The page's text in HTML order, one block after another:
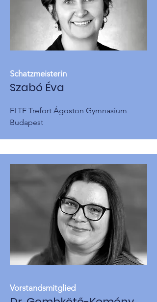
Schatzmeisterin
Szabó Éva
ELTE Trefort Ágoston Gymnasium
Budapest
Vorstandsmitglied